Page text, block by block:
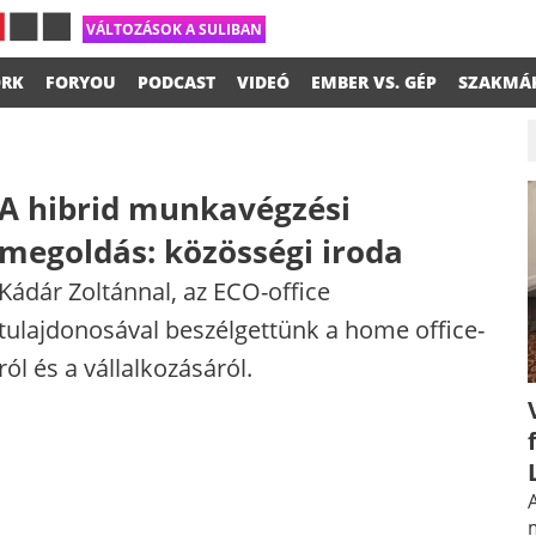
VÁLTOZÁSOK A SULIBAN
FORYOU PODCAST VIDEÓ EMBER VS. GÉP
hibrid munkavégzési
közösségi iroda
Zoltánnal, az ECO-office
beszélgettünk a home office-
és a vállalkozásáról.